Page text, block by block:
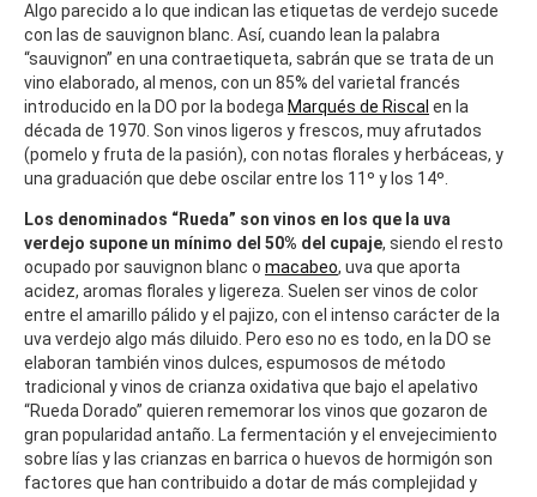
Algo parecido a lo que indican las etiquetas de verdejo sucede
con las de sauvignon blanc. Así, cuando lean la palabra
“sauvignon” en una contraetiqueta, sabrán que se trata de un
vino elaborado, al menos, con un 85% del varietal francés
introducido en la DO por la bodega Marqués de Riscal en la
década de 1970. Son vinos ligeros y frescos, muy afrutados
(pomelo y fruta de la pasión), con notas florales y herbáceas, y
una graduación que debe oscilar entre los 11º y los 14º.
Los denominados “Rueda” son vinos en los que la uva
verdejo supone un mínimo del 50% del cupaje, siendo el resto
ocupado por sauvignon blanc o macabeo, uva que aporta
acidez, aromas florales y ligereza. Suelen ser vinos de color
entre el amarillo pálido y el pajizo, con el intenso carácter de la
uva verdejo algo más diluido. Pero eso no es todo, en la DO se
elaboran también vinos dulces, espumosos de método
tradicional y vinos de crianza oxidativa que bajo el apelativo
“Rueda Dorado” quieren rememorar los vinos que gozaron de
gran popularidad antaño. La fermentación y el envejecimiento
sobre lías y las crianzas en barrica o huevos de hormigón son
factores que han contribuido a dotar de más complejidad y